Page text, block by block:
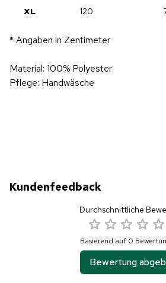
XL 120
* Angaben in Zentimeter
Material: 100% Polyester
Pflege: Handwäsche
Kundenfeedback
Durchschnittliche
Basierend auf 0
Bewertung